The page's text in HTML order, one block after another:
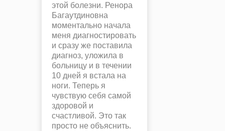
этой болезни. Ренора
Багаутдиновна
моментально начала
меня диагностировать
и сразу же поставила
диагноз, уложила в
больницу и в течении
10 дней я встала на
ноги. Теперь я
чувствую себя самой
здоровой и
счастливой. Это так
просто не объяснить.